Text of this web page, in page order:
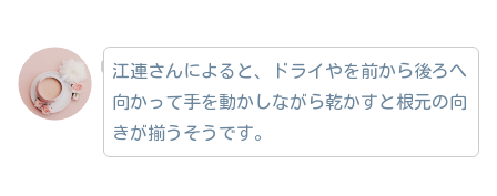
江連さんによると、ドライやを前から後ろへ
向かって手を動かしながら乾かすと根元の向
きが揃うそうです。